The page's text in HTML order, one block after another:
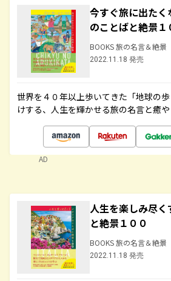
今すぐ旅に出た
のことばと絶景１
BOOKS 旅の名言＆絶景
2022.11.18 発売
世界を４０年以上歩いてきた「地球の
けする、人生を輝かせる旅の名言と癒
AD
人生を楽しみ尽
と絶景１００
BOOKS 旅の名言＆絶景
2022.11.18 発売